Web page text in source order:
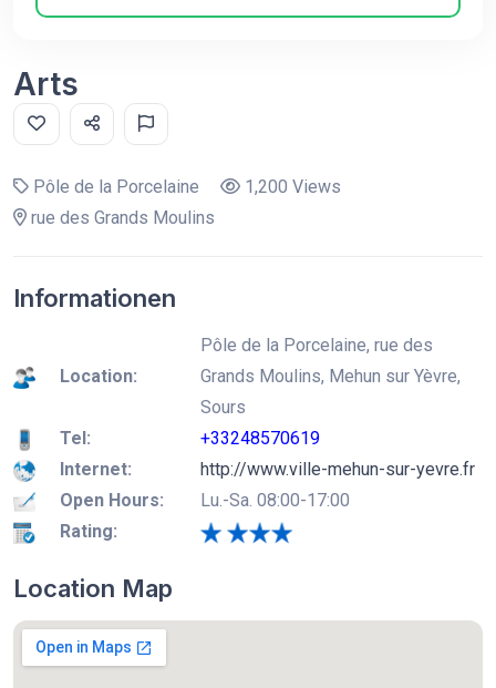
Arts
Pôle de la Porcelaine
1,200 Views
rue des Grands Moulins
Informationen
Location:
Pôle de la Porcelaine, rue des
Grands Moulins, Mehun sur Yèvre,
Sours
Tel:
+33248570619
Internet:
http://www.ville-mehun-sur-yevre.fr
Open Hours:
Lu.-Sa. 08:00-17:00
Rating:
Location Map